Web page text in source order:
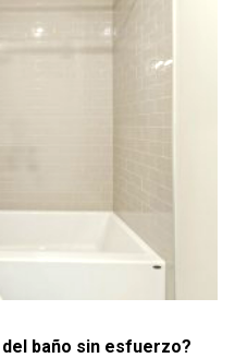
baño sin esfuerzo?